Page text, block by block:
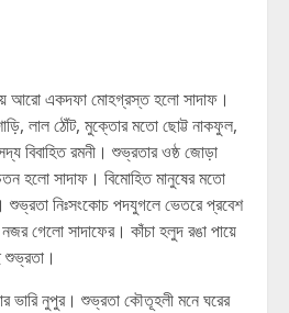
আরো একদফা মোহগ্রস্ত হলো সাদাফ।
লাল ঠোঁট, মুক্তোর মতো ছোট্ট নাকফুল,
বিবাহিত রমনী। শুভ্রতার ওষ্ঠ জোড়া
হলো সাদাফ। বিমোহিত মানুষের মতো
শুভ্রতা নিঃসংকোচ পদযুগলে ভেতরে প্রবেশ
গেলো সাদাফের। কাঁচা হলুদ রঙা পায়ে
শুভ্রতা।
ভারি নুপুর। শুভ্রতা কৌতূহলী মনে ঘরের